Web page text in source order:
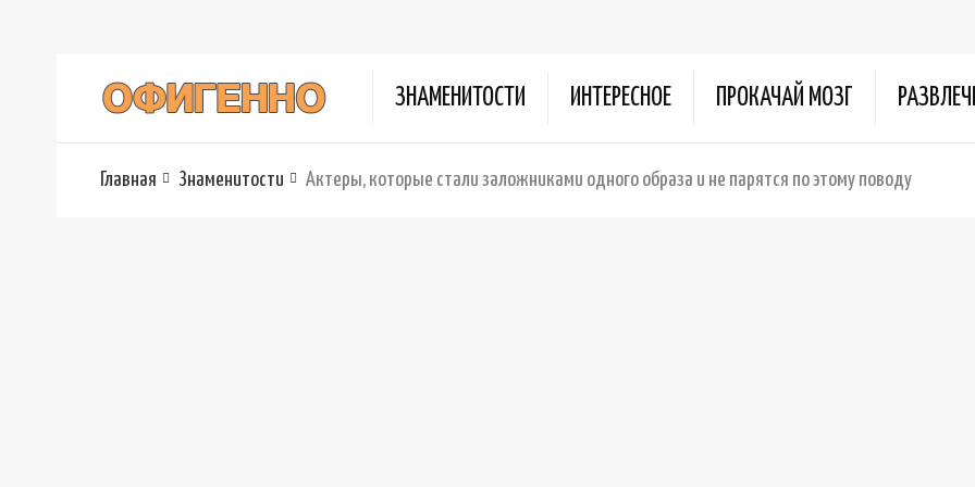
ЗНАМЕНИТОСТИ ИНТЕРЕСНОЕ ПРОКАЧАЙ МОЗГ
Главная Знаменитости Актеры, которые стали заложниками одного образа и не парятся по этому поводу